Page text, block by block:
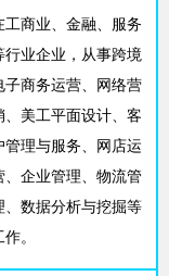
工商业、金融、服务
行业企业，从事跨境
子商务运营、网络营
、美工平面设计、客
管理与服务、网店运
、企业管理、物流管
、数据分析与挖掘等
作。